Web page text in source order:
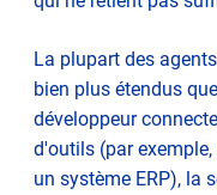
La plupart des
bien plus étendus
développeur
d'outils (par exemple,
un système ERP), la